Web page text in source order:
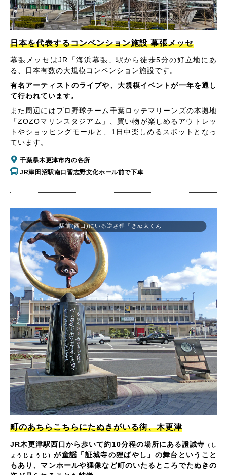
日本を代表するコンベンション施設 幕張メッセ
幕張メッセはJR「海浜幕張」駅から徒歩5分の好立地にあ
る、日本有数の大規模コンベンション施設です。
有名アーティストのライブや、大規模イベントが一年を通し
て行われています。
また周辺にはプロ野球チーム千葉ロッテマリーンズの本拠地
「ZOZOマリンスタジアム」、買い物が楽しめるアウトレッ
トやショッピングモールと、1日中楽しめるスポットとなっ
ています。
千葉県木更津市内の各所
JR津田沼駅南口習志野文化ホール前で下車
駅前(西口)にいる逆さ狸「きぬ太くん」
町のあちらこちらにたぬきがいる街、木更津
JR木更津駅西口から歩いて約10分程の場所にある證誠寺 （し
ょうじょうじ）が童謡「証城寺の狸ばやし」の舞台ということ
もあり、マンホールや狸像など町のいたるところでたぬきの